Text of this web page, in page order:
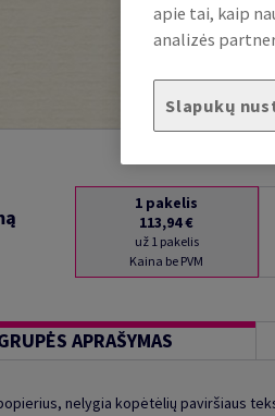
1 pakelis
113,94 €
už 1 pakelis
Kaina be PVM
APRAŠYMAS
nelygia kopėtėlių paviršiaus
apie tai, kaip
analizės
Slapukų